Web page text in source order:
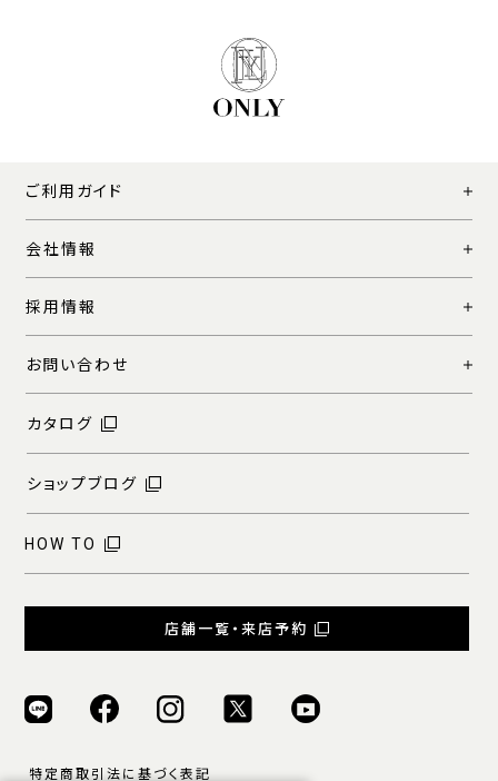
ご利用ガイド
会社情報
採用情報
お問い合わせ
カタログ
ショップブログ
HOW TO
店舗一覧・来店予約
特定商取引法に基づく表記